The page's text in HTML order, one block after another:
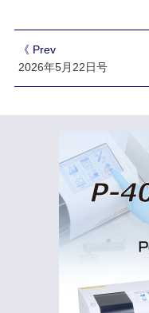
《 Prev
2026年5月22日号